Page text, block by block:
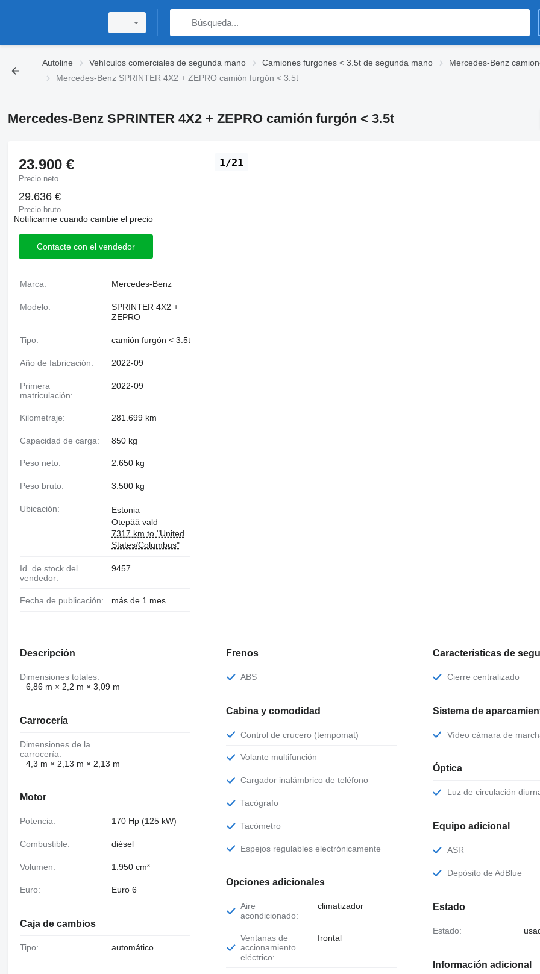
Autoline Vehículos comerciales de segunda mano Camiones furgones < 3.5t de segunda mano
Mercedes-Benz
Mercedes-Benz SPRINTER 4X2 + ZEPRO camión furgón < 3.5t
Mercedes-Benz SPRINTER 4X2 + ZEPRO camión furgón < 3.5t
1/21
23.900 €
Precio neto
29.636 €
Precio bruto
Notificarme cuando cambie el precio
Contacte con el vendedor
Marca: Mercedes-Benz
Modelo:
SPRINTER 4X2 +
ZEPRO
Tipo: camión furgón < 3.5t
Año de fabricación: 2022-09
Primera
matriculación:
2022-09
Kilometraje: 281.699 km
Capacidad de carga: 850 kg
Peso neto: 2.650 kg
Peso bruto: 3.500 kg
Ubicación:
Estonia
Otepää vald
7317 km to "United
States/Columbus"
Id. de stock del
vendedor:
9457
Fecha de publicación: más de 1 mes
Descripción
Dimensiones totales:
6,86 m × 2,2 m × 3,09 m
Carrocería
Dimensiones de la
carrocería:
4,3 m × 2,13 m × 2,13 m
Motor
Potencia: 170 Hp (125 kW)
Combustible: diésel
Volumen: 1.950 cm³
Euro: Euro 6
Caja de cambios
Tipo: automático
Frenos
ABS
Cabina y comodidad
Control de crucero (tempomat)
Volante multifunción
Cargador inalámbrico de teléfono
Tacógrafo
Tacómetro
Espejos regulables electrónicamente
Opciones adicionales
Aire
acondicionado:
climatizador
Ventanas de
accionamiento
eléctrico:
frontal
Características de
Cierre centralizado
Sistema de
Vídeo cámara de
Óptica
Luz de circulación
Equipo adicional
ASR
Depósito de AdBlue
Estado
Estado:
Información adicional